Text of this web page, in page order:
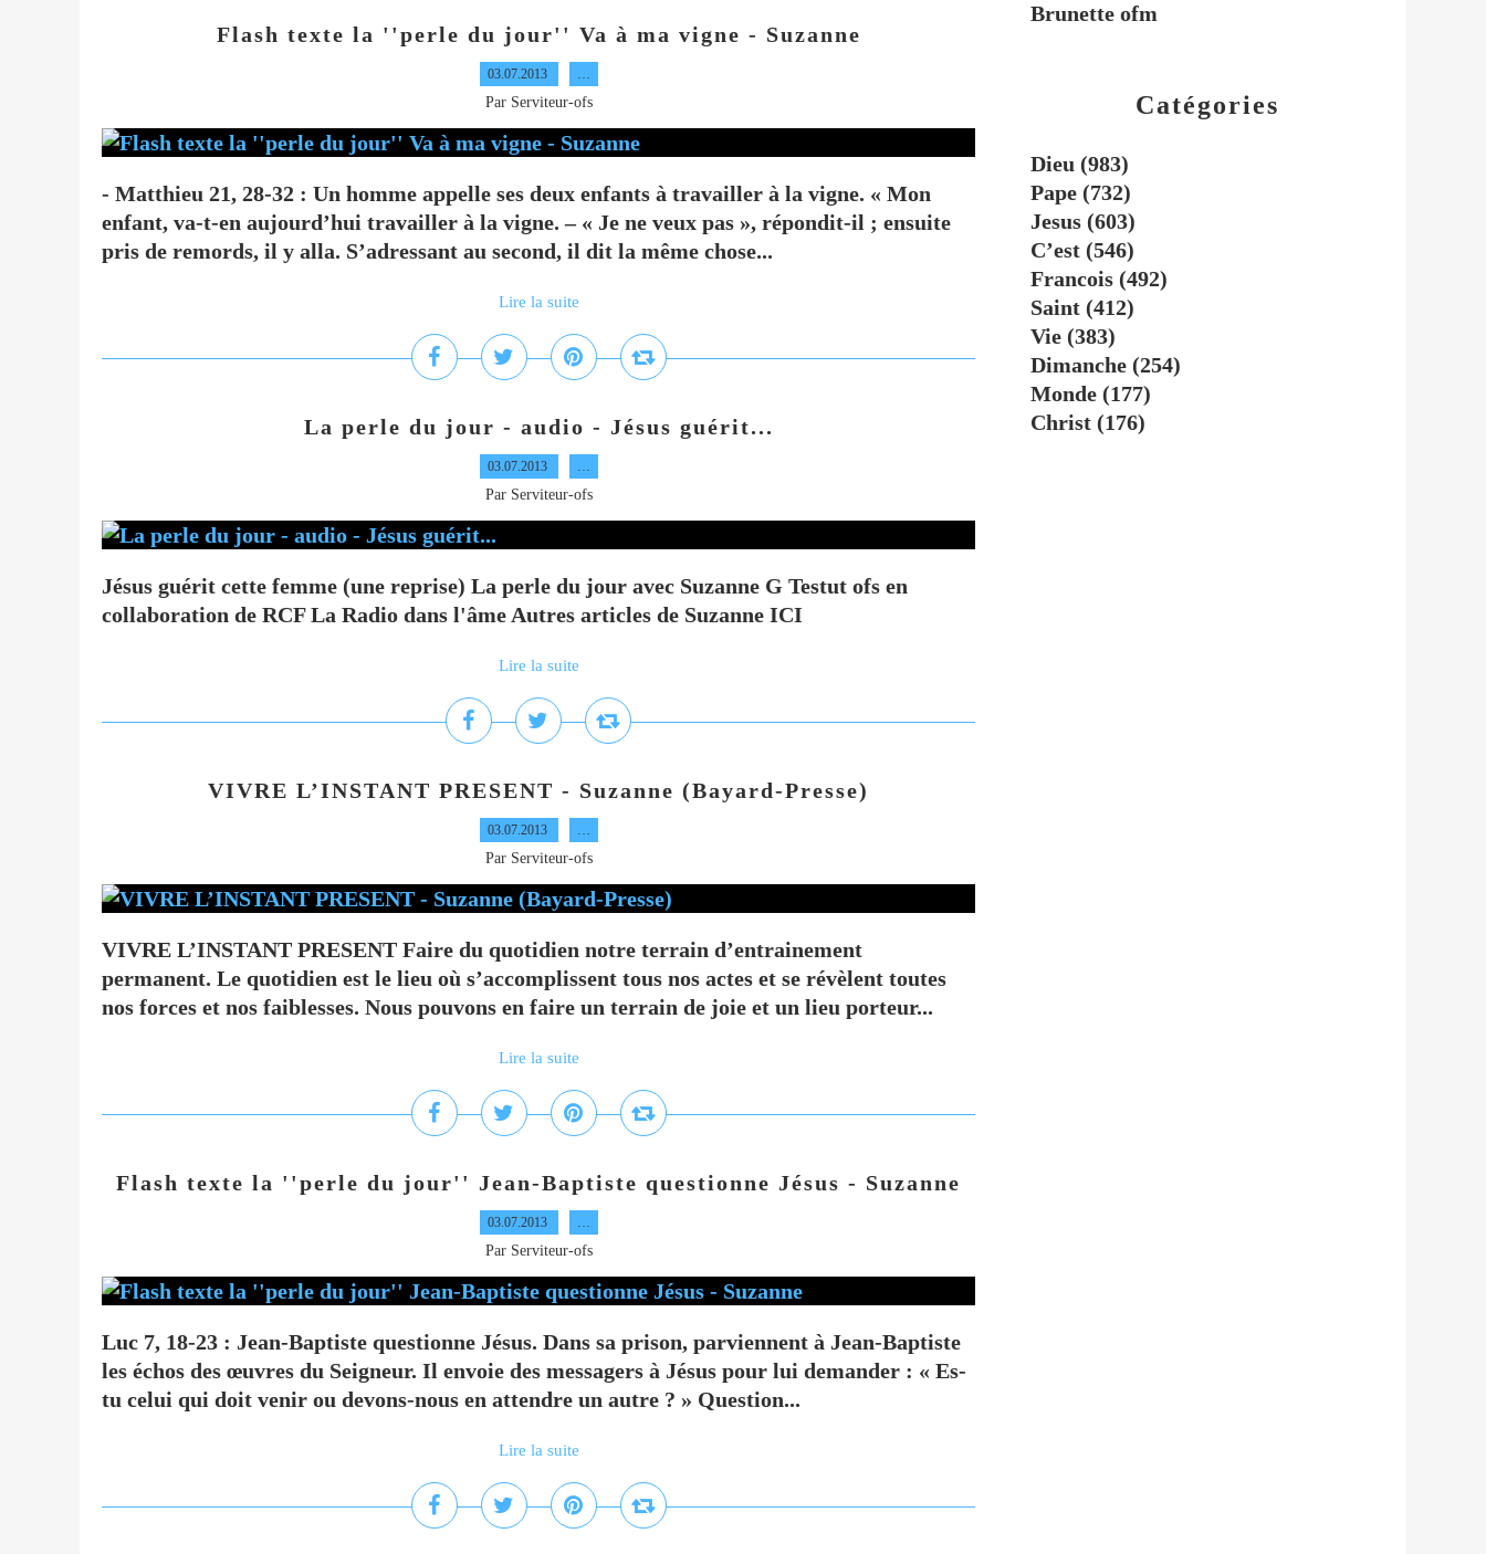
Flash texte la ''perle du jour'' Va à ma vigne - Suzanne
03.07.2013 …
Par Serviteur-ofs
- Matthieu 21, 28-32 : Un homme appelle ses deux enfants à travailler à la vigne. « Mon
enfant, va-t-en aujourd’hui travailler à la vigne. – « Je ne veux pas », répondit-il ; ensuite
pris de remords, il y alla. S’adressant au second, il dit la même chose...
Lire la suite
La perle du jour - audio - Jésus guérit...
03.07.2013 …
Par Serviteur-ofs
Jésus guérit cette femme (une reprise) La perle du jour avec Suzanne G Testut ofs en
collaboration de RCF La Radio dans l'âme Autres articles de Suzanne ICI
Lire la suite
VIVRE L’INSTANT PRESENT - Suzanne (Bayard-Presse)
03.07.2013 …
Par Serviteur-ofs
VIVRE L’INSTANT PRESENT Faire du quotidien notre terrain d’entrainement
permanent. Le quotidien est le lieu où s’accomplissent tous nos actes et se révèlent toutes
nos forces et nos faiblesses. Nous pouvons en faire un terrain de joie et un lieu porteur...
Lire la suite
Flash texte la ''perle du jour'' Jean-Baptiste questionne Jésus - Suzanne
03.07.2013 …
Par Serviteur-ofs
Luc 7, 18-23 : Jean-Baptiste questionne Jésus. Dans sa prison, parviennent à Jean-Baptiste
les échos des œuvres du Seigneur. Il envoie des messagers à Jésus pour lui demander : « Es-
tu celui qui doit venir ou devons-nous en attendre un autre ? » Question...
Lire la suite
Catégories
Dieu (983)
Pape (732)
Jesus (603)
C’est (546)
Francois (492)
Saint (412)
Vie (383)
Dimanche (254)
Monde (177)
Christ (176)
Brunette ofm